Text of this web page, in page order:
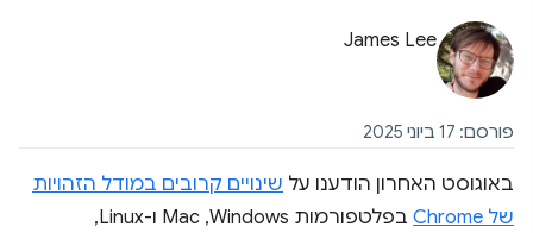
James Lee
פורסם: 17 ביוני 2025
באוגוסט האחרון הודענו על שינויים קרובים במודל הזהויות
של Chrome
בפלטפורמות Windows,‏ Mac ו-Linux,